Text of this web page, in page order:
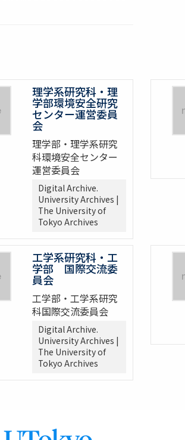
理学系研究科・理
学部環境安全研究
センター運営委員
会
理学部・理学系研究
科環境安全センター
運営委員会
Digital Archive.
University Archives |
The University of
Tokyo Archives
工学系研究科・工
学部 国際交流委
員会
工学部・工学系研究
科国際交流委員会
Digital Archive.
University Archives |
The University of
Tokyo Archives